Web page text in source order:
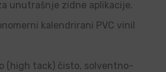
unutrašnje zidne aplikacije.
kalendrirani PVC vinil
(high tack) čisto, solventno-